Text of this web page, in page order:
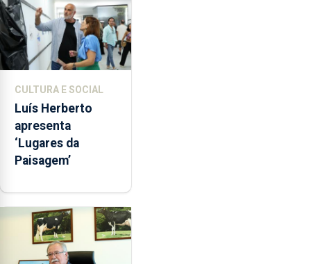
CULTURA E SOCIAL
Luís Herberto
apresenta
‘Lugares da
Paisagem’